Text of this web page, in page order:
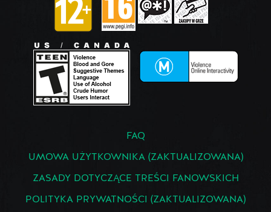
FAQ
UMOWA UŻYTKOWNIKA (ZAKTUALIZOWANA)
ZASADY DOTYCZĄCE TREŚCI FANOWSKICH
POLITYKA PRYWATNOŚCI (ZAKTUALIZOWANA)